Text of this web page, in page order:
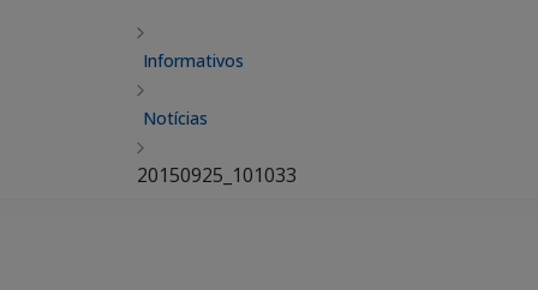
Informativos
Notícias
20150925_101033